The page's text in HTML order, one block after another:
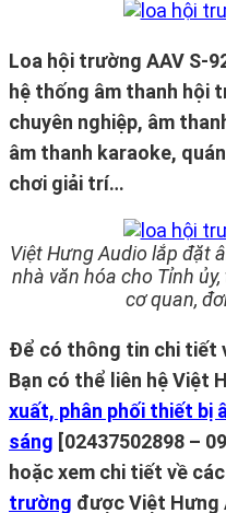
Loa hội trường AAV S-
hệ thống âm thanh hội
chuyên nghiệp, âm
âm thanh karaoke,
chơi giải trí…
Việt Hưng Audio lắp đặt
nhà văn hóa cho Tỉnh ủy,
cơ quan,
Để có thông tin chi tiết
Bạn có thể liên hệ Việt
xuất, phân phối thiết bị
sáng [02437502898 –
hoặc xem chi tiết về
trường được Việt Hưng